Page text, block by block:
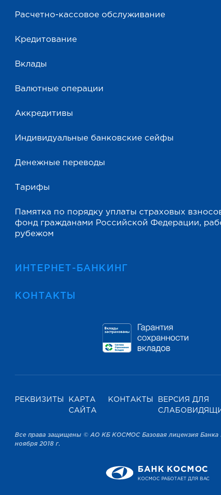
Расчетно-кассовое обслуживание
Кредитование
Вклады
Валютные операции
Аккредитивы
Индивидуальные банковские сейфы
Денежные переводы
Тарифы
Памятка по порядку уплаты страховых
фонд гражданами Российской Федерации,
рубежом
ИНТЕРНЕТ-БАНКИНГ
КОНТАКТЫ
РЕКВИЗИТЫ
КАРТА
САЙТА
КОНТАКТЫ
ВЕРСИЯ ДЛЯ
Все права защищены © АО КБ КОСМОС Базовая лицензия Банка
ноября 2018 г.